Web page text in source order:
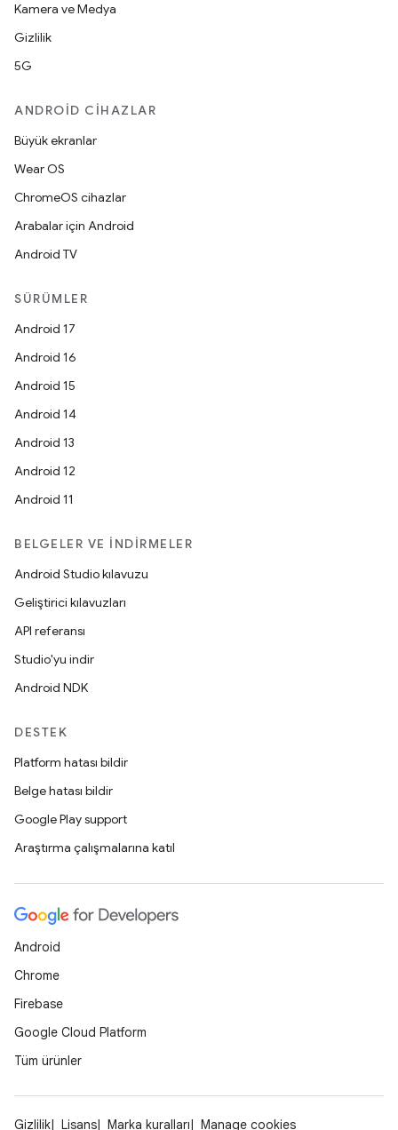
Kamera ve Medya
Gizlilik
5G
ANDROID CIHAZLAR
Büyük ekranlar
Wear OS
ChromeOS cihazlar
Arabalar için Android
Android TV
SÜRÜMLER
Android 17
Android 16
Android 15
Android 14
Android 13
Android 12
Android 11
BELGELER VE İNDIRMELER
Android Studio kılavuzu
Geliştirici kılavuzları
API referansı
Studio'yu indir
Android NDK
DESTEK
Platform hatası bildir
Belge hatası bildir
Google Play support
Araştırma çalışmalarına katıl
Android
Chrome
Firebase
Google Cloud Platform
Tüm ürünler
Gizlilik Lisans Marka kuralları Manage cookies